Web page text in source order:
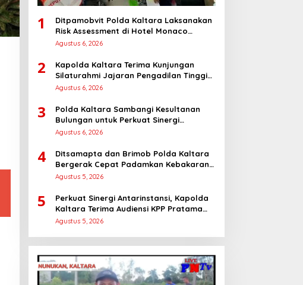
1
Ditpamobvit Polda Kaltara Laksanakan
Risk Assessment di Hotel Monaco
Tarakan
Agustus 6, 2026
2
Kapolda Kaltara Terima Kunjungan
Silaturahmi Jajaran Pengadilan Tinggi
Kaltara
Agustus 6, 2026
3
Polda Kaltara Sambangi Kesultanan
Bulungan untuk Perkuat Sinergi
Kamtibmas
Agustus 6, 2026
4
Ditsamapta dan Brimob Polda Kaltara
Bergerak Cepat Padamkan Kebakaran
Lahan Gambut 2 Hektar di Bulungan
Agustus 5, 2026
5
Perkuat Sinergi Antarinstansi, Kapolda
Kaltara Terima Audiensi KPP Pratama
Tanjung Redeb dan KPP Pratama
Agustus 5, 2026